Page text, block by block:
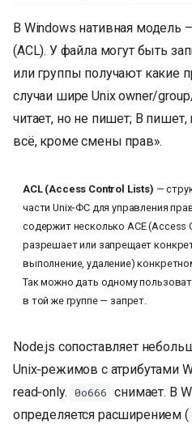
В Windows нативная модель
(ACL). У файла могут быть
или группы получают какие
случаи шире Unix owner/
читает, но не пишет; B пишет,
всё, кроме смены прав».
ACL (Access Control Lists) —
части Unix‑ФС для управления
содержит несколько ACE (Access
разрешает или запрещает
выполнение, удаление)
Так можно дать одному
в той же группе — запрет.
Node.js сопоставляет
Unix‑режимов с атрибутами
read‑only. 0o666 снимает. В
определяется расширением (